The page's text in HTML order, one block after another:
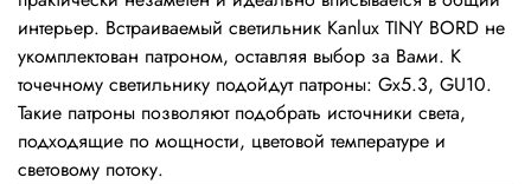
интерьер. Встраиваемый светильник Kanlux TINY BORD не
укомплектован патроном, оставляя выбор за Вами. К
точечному светильнику подойдут патроны: Gx5.3, GU10.
Такие патроны позволяют подобрать источники света,
подходящие по мощности, цветовой температуре и
световому потоку.